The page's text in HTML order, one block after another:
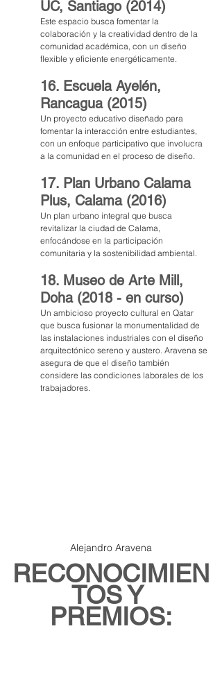
UC, Santiago (2014)
Este espacio busca fomentar la
colaboración y la creatividad dentro de la
comunidad académica, con un diseño
flexible y eficiente energéticamente.
16. Escuela Ayelén,
Rancagua (2015)
Un proyecto educativo diseñado para
fomentar la interacción entre estudiantes,
con un enfoque participativo que involucra
a la comunidad en el proceso de diseño.
17. Plan Urbano Calama
Plus, Calama (2016)
Un plan urbano integral que busca
revitalizar la ciudad de Calama,
enfocándose en la participación
comunitaria y la sostenibilidad ambiental.
18. Museo de Arte Mill,
Doha (2018 - en curso)
Un ambicioso proyecto cultural en Qatar
que busca fusionar la monumentalidad de
las instalaciones industriales con el diseño
arquitectónico sereno y austero. Aravena se
asegura de que el diseño también
considere las condiciones laborales de los
trabajadores.
Alejandro Aravena
RECONOCIMIEN
TOS Y
PREMIOS: